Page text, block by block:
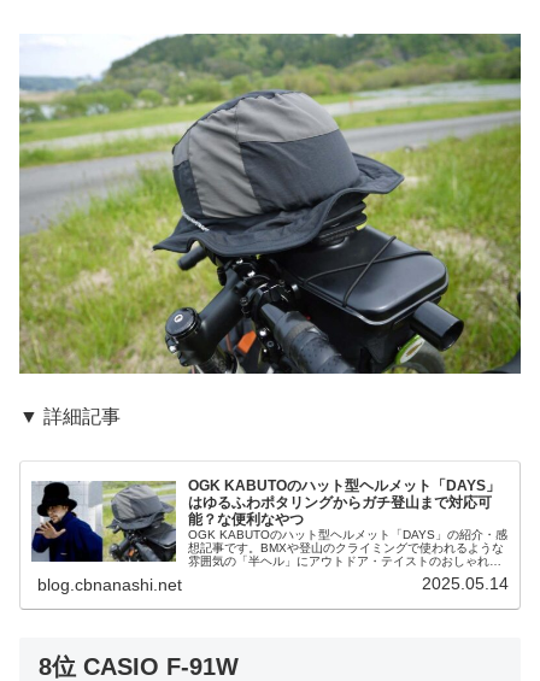
▼ 詳細記事
OGK KABUTOのハット型ヘルメット「DAYS」
はゆるふわポタリングからガチ登山まで対応可
能？な便利なやつ
OGK KABUTOのハット型ヘルメット「DAYS」の紹介・感
想記事です。BMXや登山のクライミングで使われるような
雰囲気の「半ヘル」にアウトドア・テイストのおしゃれな
blog.cbnanashi.net 2025.05.14
8位 CASIO F-91W